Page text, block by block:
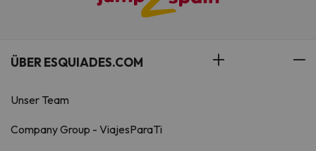
ÜBER ESQUIADES.COM
Unser Team
Company Group - ViajesParaTi